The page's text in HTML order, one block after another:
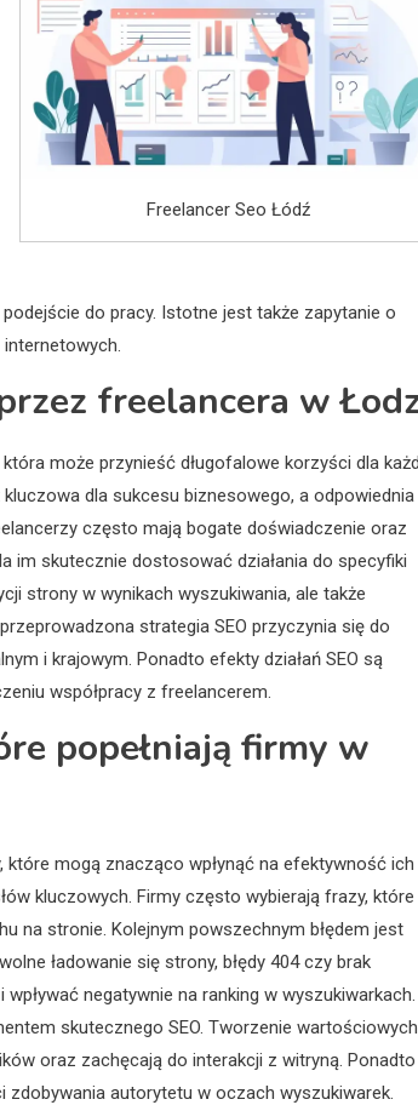
Freelancer Seo Łódź
do pracy. Istotne jest także zapytanie o
freelancera w
może przynieść długofalowe korzyści dla
dla sukcesu biznesowego, a odpowiednia
często mają bogate doświadczenie oraz
im skutecznie dostosować działania do specyfiki
strony w wynikach wyszukiwania, ale także
strategia SEO przyczynia się do
i krajowym. Ponadto efekty działań SEO są
współpracy z freelancerem.
popełniają firmy w
które mogą znacząco wpłynąć na efektywność ich
kluczowych. Firmy często wybierają frazy, które
na stronie. Kolejnym powszechnym błędem jest
ładowanie się strony, błędy 404 czy brak
negatywnie na ranking w wyszukiwarkach.
skutecznego SEO. Tworzenie
oraz zachęcają do interakcji z witryną. Ponadto
autorytetu w oczach wyszukiwarek.